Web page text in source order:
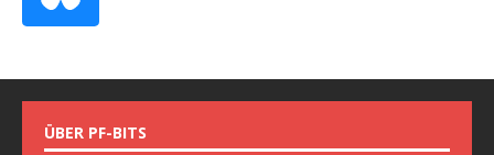
ÜBER PF-BITS